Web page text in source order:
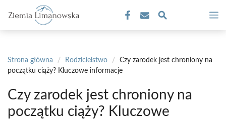
treści
Strona główna / Rodzicielstwo /
Czy zarodek jest chroniony na
początku ciąży? Kluczowe informacje
Czy zarodek jest chroniony na
początku ciąży? Kluczowe